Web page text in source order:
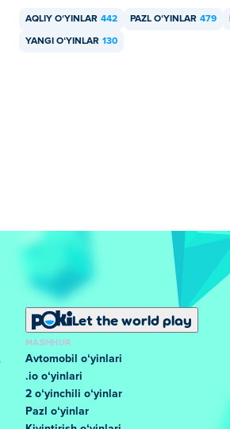
AQLIY OʻYINLAR 442 PAZL OʻYINLAR 479
YANGI OʻYINLAR 130
Let the world play
MASHHUR
Avtomobil oʻyinlari
.io oʻyinlari
2 oʻyinchili oʻyinlar
Pazl oʻyinlar